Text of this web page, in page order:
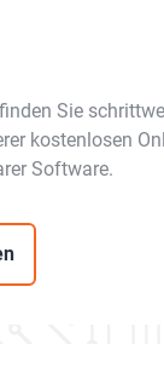
Sie
kostenlosen
Software.